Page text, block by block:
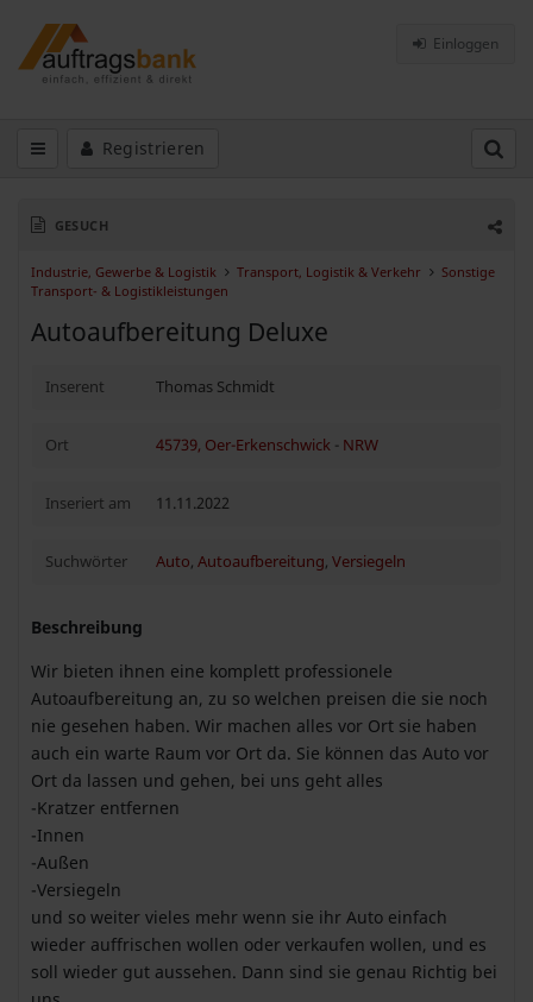
Einloggen
Registrieren
GESUCH
Industrie, Gewerbe & Logistik Transport, Logistik & Verkehr
Sonstige
Transport- & Logistikleistungen
Autoaufbereitung Deluxe
Inserent Thomas Schmidt
Ort 45739, Oer-Erkenschwick - NRW
Inseriert am 11.11.2022
Suchwörter Auto, Autoaufbereitung, Versiegeln
Beschreibung
Wir bieten ihnen eine komplett professionele
Autoaufbereitung an, zu so welchen preisen die sie noch
nie gesehen haben. Wir machen alles vor Ort sie haben
auch ein warte Raum vor Ort da. Sie können das Auto vor
Ort da lassen und gehen, bei uns geht alles
-Kratzer entfernen
-Innen
-Außen
-Versiegeln
und so weiter vieles mehr wenn sie ihr Auto einfach
wieder auffrischen wollen oder verkaufen wollen, und es
soll wieder gut aussehen. Dann sind sie genau Richtig bei